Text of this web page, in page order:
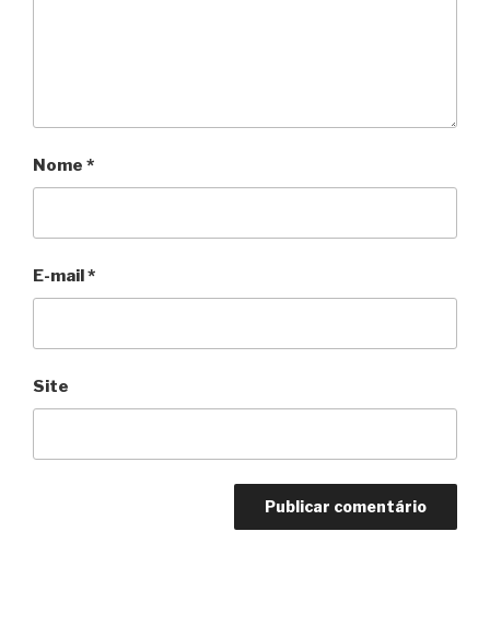
Nome *
E-mail *
Site